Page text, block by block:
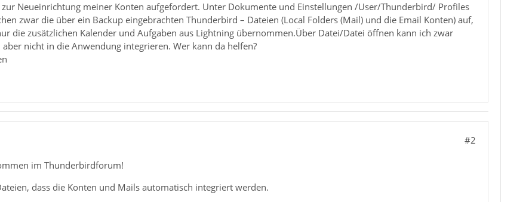
Neueinrichtung meiner Konten aufgefordert. Unter Dokumente und Einstellungen /User/Thunderbird/ Profiles
zwar die über ein Backup eingebrachten Thunderbird – Dateien (Local Folders (Mail) und die Email Konten) auf,
die zusätzlichen Kalender und Aufgaben aus Lightning übernommen.Über Datei/Datei öffnen kann ich zwar
nicht in die Anwendung integrieren. Wer kann da helfen?
#2
im Thunderbirdforum!
dass die Konten und Mails automatisch integriert werden.